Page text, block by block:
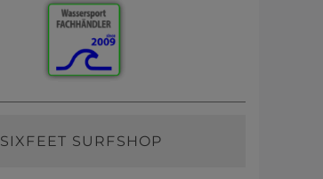
SIXFEET SURFSHOP